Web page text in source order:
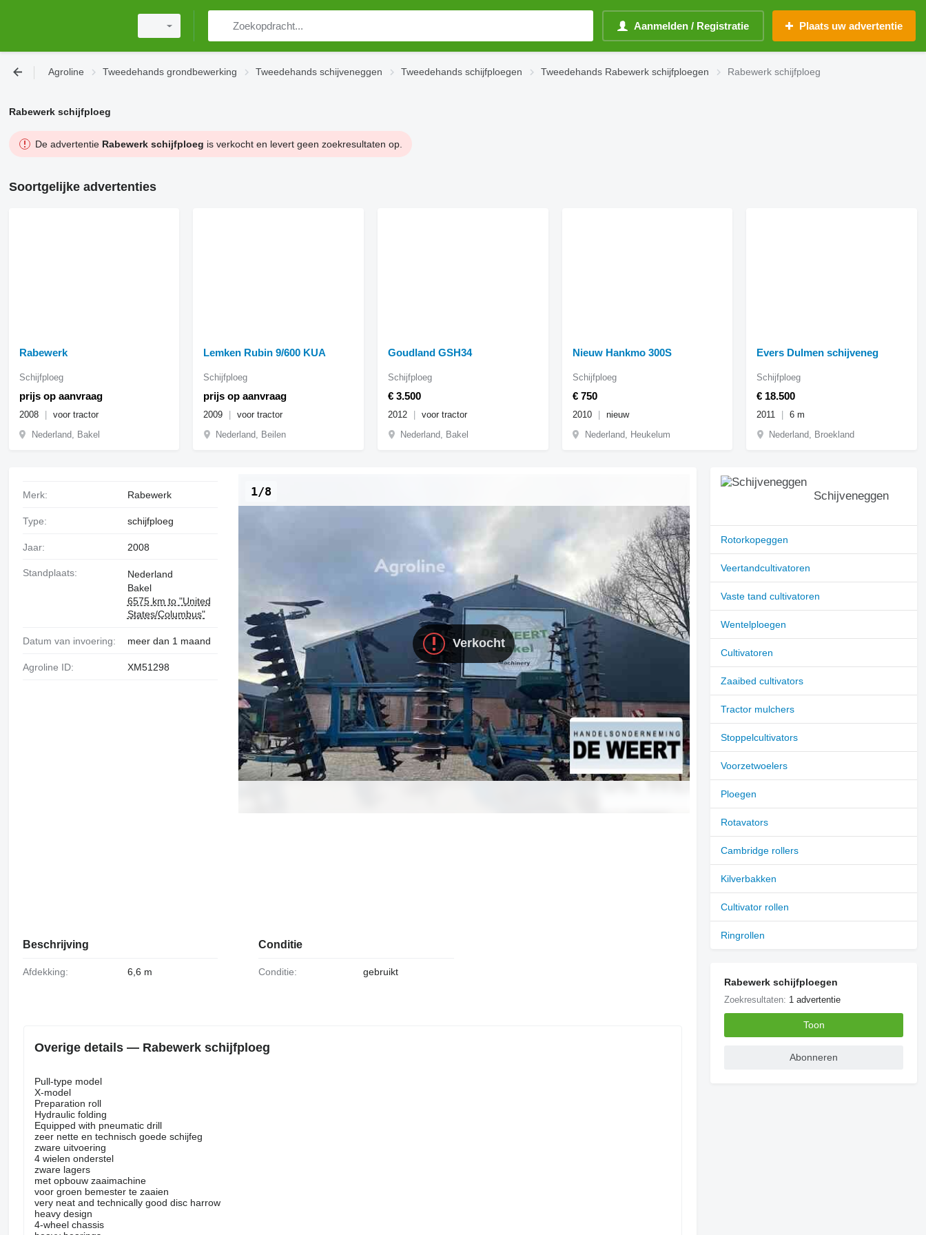
Aanmelden / Registratie Plaats uw advertentie
Agroline Tweedehands grondbewerking Tweedehands schijveneggen Tweedehands schijfploegen Tweedehands Rabewerk schijfploegen Rabewerk schijfploeg
Rabewerk schijfploeg
De advertentie Rabewerk schijfploeg is verkocht en levert geen zoekresultaten op.
Soortgelijke advertenties
Rabewerk
prijs op aanvraag
Schijfploeg
2008
voor tractor
Nederland, Bakel
Lemken Rubin 9/600 KUA
prijs op aanvraag
Schijfploeg
2009
voor tractor
Nederland, Beilen
Goudland GSH34
€ 3.500
Schijfploeg
2012
voor tractor
Nederland, Bakel
Nieuw Hankmo 300S
€ 750
Schijfploeg
2010
nieuw
Nederland, Heukelum
Evers Dulmen schijveneg
€ 18.500
Schijfploeg
2011
6 m
Nederland, Broekland
Verkocht
1/8
Merk: Rabewerk
Type: schijfploeg
Jaar: 2008
Standplaats:
Nederland
Bakel
6575 km to "United
States/Columbus"
Datum van invoering: meer dan 1 maand
Agroline ID: XM51298
Beschrijving
Afdekking: 6,6 m
Conditie
Conditie: gebruikt
Overige details — Rabewerk schijfploeg
Pull-type model
X-model
Preparation roll
Hydraulic folding
Equipped with pneumatic drill
zeer nette en technisch goede schijfeg
zware uitvoering
4 wielen onderstel
zware lagers
met opbouw zaaimachine
voor groen bemester te zaaien
very neat and technically good disc harrow
heavy design
4-wheel chassis
Schijveneggen
Rotorkopeggen
Veertandcultivatoren
Vaste tand cultivatoren
Wentelploegen
Cultivatoren
Zaaibed cultivators
Tractor mulchers
Stoppelcultivators
Voorzetwoelers
Ploegen
Rotavators
Cambridge rollers
Kilverbakken
Cultivator rollen
Ringrollen
Rabewerk schijfploegen
Zoekresultaten: 1 advertentie
Toon
Abonneren